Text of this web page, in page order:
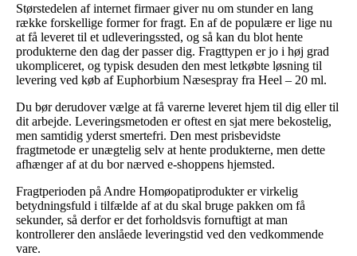
Størstedelen af internet firmaer giver nu om stunder en lang
række forskellige former for fragt. En af de populære er lige nu
at få leveret til et udleveringssted, og så kan du blot hente
produkterne den dag der passer dig. Fragttypen er jo i høj grad
ukompliceret, og typisk desuden den mest letkøbte løsning til
levering ved køb af Euphorbium Næsespray fra Heel – 20 ml.
Du bør derudover vælge at få varerne leveret hjem til dig eller til
dit arbejde. Leveringsmetoden er oftest en sjat mere bekostelig,
men samtidig yderst smertefri. Den mest prisbevidste
fragtmetode er unægtelig selv at hente produkterne, men dette
afhænger af at du bor nærved e-shoppens hjemsted.
Fragtperioden på Andre Homøopatiprodukter er virkelig
betydningsfuld i tilfælde af at du skal bruge pakken om få
sekunder, så derfor er det forholdsvis fornuftigt at man
kontrollerer den anslåede leveringstid ved den vedkommende
vare.